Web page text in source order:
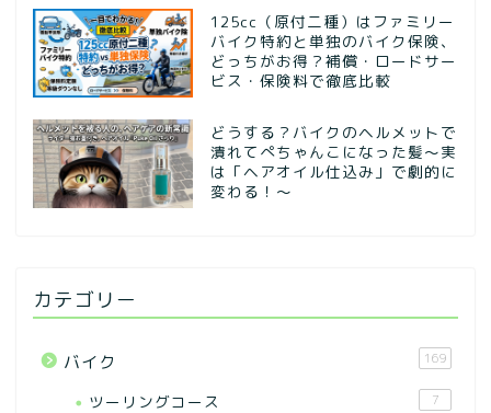
125cc（原付二種）はファミリー
バイク特約と単独のバイク保険、
どっちがお得？補償・ロードサー
ビス・保険料で徹底比較
どうする？バイクのヘルメットで
潰れてぺちゃんこになった髪〜実
は「ヘアオイル仕込み」で劇的に
変わる！〜
カテゴリー
バイク 169
ツーリングコース 7